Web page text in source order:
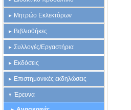
Μητρώο Εκλεκτόρων
Βιβλιοθήκες
Συλλογές/Εργαστήρια
Εκδόσεις
Επιστημονικές εκδηλώσεις
Έρευνα